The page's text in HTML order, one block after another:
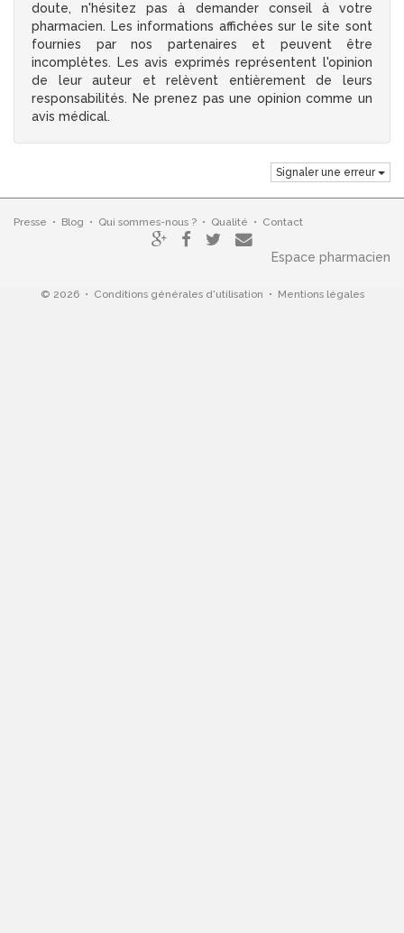
doute, n'hésitez pas à demander conseil à votre
pharmacien. Les informations affichées sur le site sont
fournies par nos partenaires et peuvent être
incomplètes. Les avis exprimés représentent l'opinion
de leur auteur et relèvent entièrement de leurs
responsabilités. Ne prenez pas une opinion comme un
avis médical.
Signaler une erreur
Presse • Blog • Qui sommes-nous ? • Qualité • Contact
Espace pharmacien
© 2026 • Conditions générales d'utilisation • Mentions légales